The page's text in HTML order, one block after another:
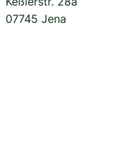
07745 Jena